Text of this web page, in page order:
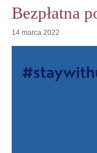
Bezpłatna
14 marca 2022